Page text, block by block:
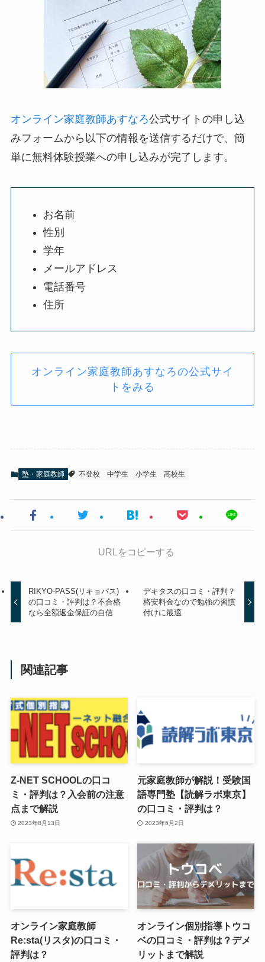
オンライン家庭教師あすなろ公式サイトの申し込
みフォームから以下の情報を送信するだけで、簡
単に無料体験授業への申し込みが完了します。
お名前
性別
学年
メールアドレス
電話番号
住所
オンライン家庭教師あすなろの公式サイ
トをみる
塾・家庭教師 不登校 中学生 小学生 高校生
URLをコピーする
RIKYO-PASS(リキョパス)
の口コミ・評判は？不合格
なら全額返金保証の自信
デキタスの口コミ・評判？
格安料金なので勉強の習慣
付けに最適
関連記事
Z-NET SCHOOLの口コ
ミ・評判は？入会前の注意
点まで解説
2023年8月13日
元家庭教師が解説！受験国
語専門塾【読解ラボ東京】
の口コミ・評判は？
2023年6月2日
オンライン家庭教師
Re:sta(リスタ)の口コミ・
評判は？
オンライン個別指導トウコ
ベの口コミ・評判は？デメ
リットまで解説